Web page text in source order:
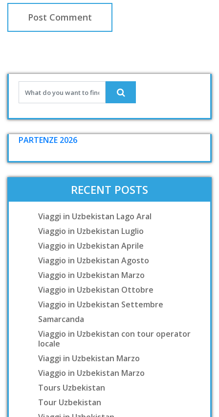
PARTENZE 2026
RECENT POSTS
Viaggi in Uzbekistan Lago Aral
Viaggio in Uzbekistan Luglio
Viaggio in Uzbekistan Aprile
Viaggio in Uzbekistan Agosto
Viaggio in Uzbekistan Marzo
Viaggio in Uzbekistan Ottobre
Viaggio in Uzbekistan Settembre
Samarcanda
Viaggio in Uzbekistan con tour operator
locale
Viaggi in Uzbekistan Marzo
Viaggio in Uzbekistan Marzo
Tours Uzbekistan
Tour Uzbekistan